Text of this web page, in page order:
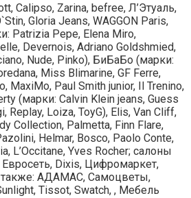
Calipso, Zarina, befree, Л’Этуаль,
Gloria Jeans, WAGGON Paris,
Patrizia Pepe, Elena Miro,
Devernois, Adriano Goldshmied,
Nude, Pinko), БиБаБо (марки:
Miss Blimarine, GF Ferre,
MaxiMo, Paul Smith junior, Il Trenino,
(марки: Calvin Klein jeans, Guess
Replay, Loiza, ToyG), Elis, Van Cliff,
Collection, Palmetta, Finn Flare,
Helmar, Bosco, Paolo Conte,
L’Ocсitane, Yves Rocher; салоны
Dixis, Цифромаркет,
также: АДАМАС, Самоцветы,
Tissot, Swatch, , Мебель